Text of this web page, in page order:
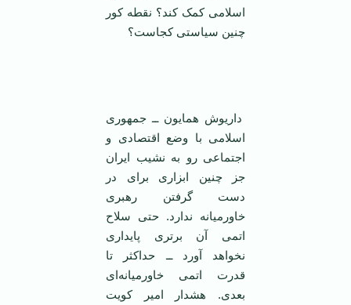
اسلامی‌ کمک کند؟ نقطه کور
چنین سیاستی کجاست؟
داریوش همایون ــ جمهوری
اسلامی ‌با وضع اقتصادی و
اجتماعی رو به نشیب ایران
جز چنین ابزاری برای در
دست گرفتن رهبری
خاورمیانه ندارد. حتی سلاح
اتمی ‌آن برتری پایداری
نخواهد آورد ــ حداکثر تا
قدرت اتمی‌ خاورمیانه‌ای
بعدی. هشدار امیر کویت